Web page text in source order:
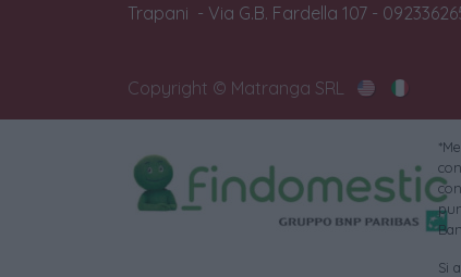
Trapani - Via G.B. Fardella 107 -
Copyright © Matranga SRL
Si